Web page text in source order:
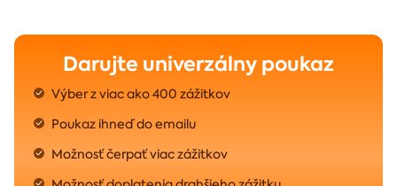
Darujte univerzálny poukaz
Výber z viac ako 400 zážitkov
Poukaz ihneď do emailu
Možnosť čerpať viac zážitkov